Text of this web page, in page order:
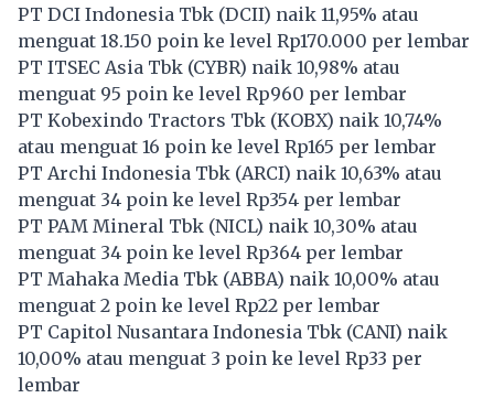
PT DCI Indonesia Tbk (DCII) naik 11,95% atau
menguat 18.150 poin ke level Rp170.000 per lembar
PT ITSEC Asia Tbk (CYBR) naik 10,98% atau
menguat 95 poin ke level Rp960 per lembar
PT Kobexindo Tractors Tbk (KOBX) naik 10,74%
atau menguat 16 poin ke level Rp165 per lembar
PT Archi Indonesia Tbk (ARCI) naik 10,63% atau
menguat 34 poin ke level Rp354 per lembar
PT PAM Mineral Tbk (NICL) naik 10,30% atau
menguat 34 poin ke level Rp364 per lembar
PT Mahaka Media Tbk (ABBA) naik 10,00% atau
menguat 2 poin ke level Rp22 per lembar
PT Capitol Nusantara Indonesia Tbk (CANI) naik
10,00% atau menguat 3 poin ke level Rp33 per
lembar